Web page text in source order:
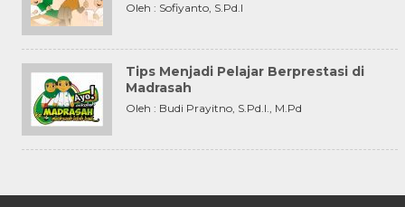
Oleh : Sofiyanto, S.Pd.I
Tips Menjadi Pelajar Berprestasi di
Madrasah
Oleh : Budi Prayitno, S.Pd.I., M.Pd